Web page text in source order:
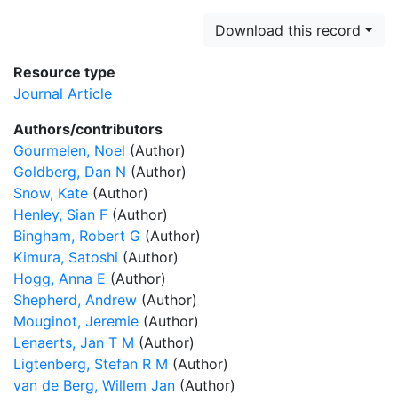
Download this record
Resource type
Journal Article
Authors/contributors
Gourmelen, Noel (Author)
Goldberg, Dan N (Author)
Snow, Kate (Author)
Henley, Sian F (Author)
Bingham, Robert G (Author)
Kimura, Satoshi (Author)
Hogg, Anna E (Author)
Shepherd, Andrew (Author)
Mouginot, Jeremie (Author)
Lenaerts, Jan T M (Author)
Ligtenberg, Stefan R M (Author)
van de Berg, Willem Jan (Author)